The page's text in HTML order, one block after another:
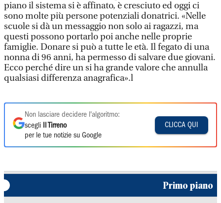
piano il sistema si è affinato, è cresciuto ed oggi ci
sono molte più persone potenziali donatrici. «Nelle
scuole si dà un messaggio non solo ai ragazzi, ma
questi possono portarlo poi anche nelle proprie
famiglie. Donare si può a tutte le età. Il fegato di una
nonna di 96 anni, ha permesso di salvare due giovani.
Ecco perché dire un si ha grande valore che annulla
qualsiasi differenza anagrafica».l
Non lasciare decidere l'algoritmo:
scegli
Il Tirreno
per le tue notizie su Google
CLICCA QUI
Primo piano